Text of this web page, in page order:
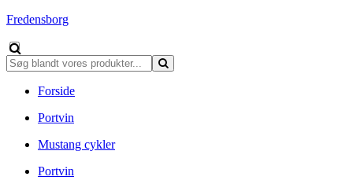
Fredensborg
Forside
Portvin
Mustang cykler
Portvin